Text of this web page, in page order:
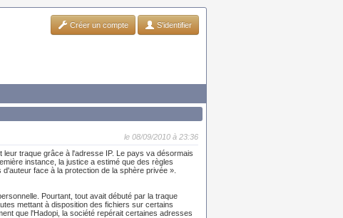
Créer un compte S'identifier
le 08/09/2010 à 23:36
traque grâce à l'adresse IP. Le pays va désormais
instance, la justice a estimé que des règles
face à la protection de la sphère privée ».
Pourtant, tout avait débuté par la traque
mettant à disposition des fichiers sur certains
que l'Hadopi, la société repérait certaines adresses